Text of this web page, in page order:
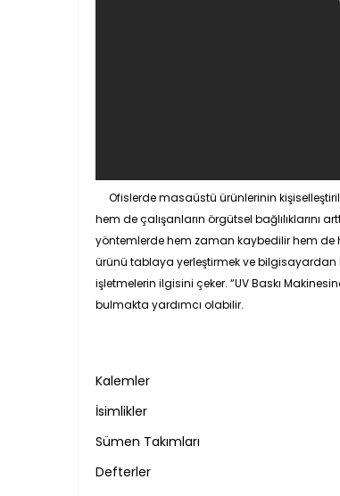
Ofislerde masaüstü ürünlerinin
hem de çalışanların örgütsel bağlılıklarını
yöntemlerde hem zaman kaybedilir hem de
ürünü tablaya yerleştirmek ve bilgisayardan
işletmelerin ilgisini çeker. “UV Baskı
bulmakta yardımcı olabilir.
Kalemler
İsimlikler
Sümen Takımları
Defterler